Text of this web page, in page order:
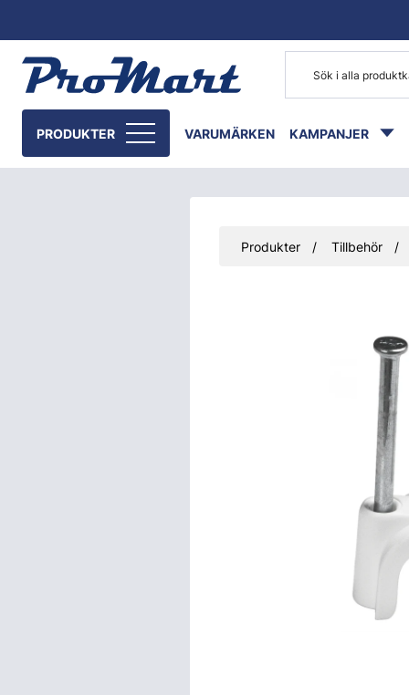
PRODUKTER VARUMÄRKEN KAMPANJER
Produkter Tillbehör